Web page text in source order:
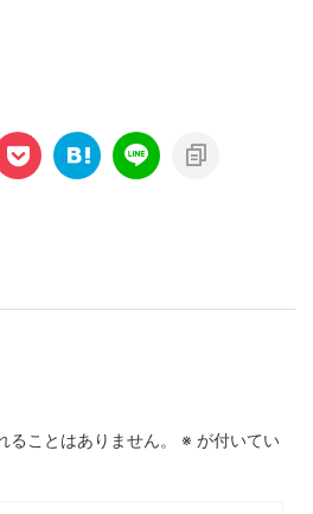
ることはありません。 ※ が付いてい